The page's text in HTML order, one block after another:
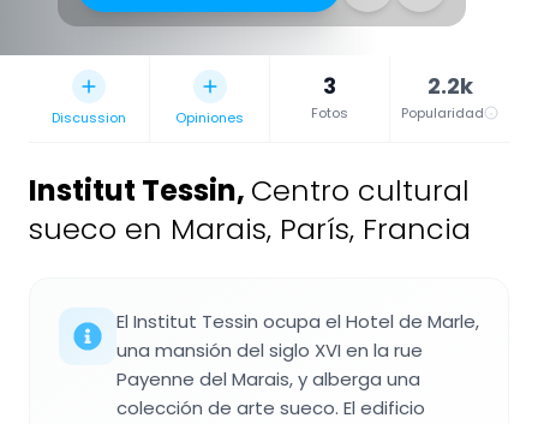
Discussion Opiniones
3
Fotos
2.2k
Popularidad
Institut Tessin, Centro cultural
sueco en Marais, París, Francia
El Institut Tessin ocupa el Hotel de Marle,
una mansión del siglo XVI en la rue
Payenne del Marais, y alberga una
colección de arte sueco. El edificio